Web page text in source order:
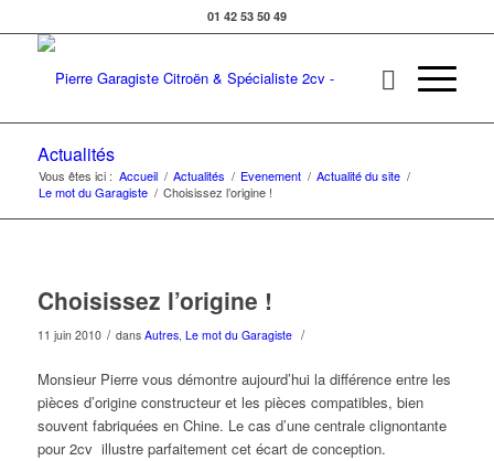
01 42 53 50 49
Actualités
Vous êtes ici : Accueil / Actualités / Evenement / Actualité du site /
Le mot du Garagiste / Choisissez l’origine !
Choisissez l’origine !
11 juin 2010 / dans Autres, Le mot du Garagiste /
Monsieur Pierre vous démontre aujourd’hui la différence entre les
pièces d’origine constructeur et les pièces compatibles, bien
souvent fabriquées en Chine. Le cas d’une centrale clignontante
pour 2cv illustre parfaitement cet écart de conception.